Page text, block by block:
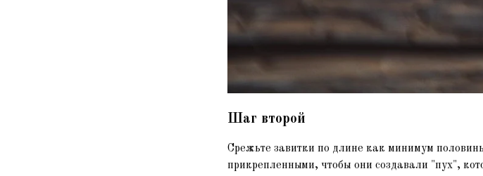
Шаг второй
Срежьте завитки по длине как минимум
прикрепленными, чтобы они создавали "пух",